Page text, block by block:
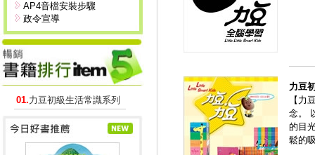
AP4音檔安裝步驟
政令宣導
01.力豆初級生活常識系列
力豆
【力
念。
的目
鬆的